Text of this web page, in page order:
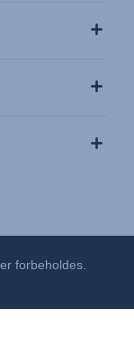
forbeholdes.